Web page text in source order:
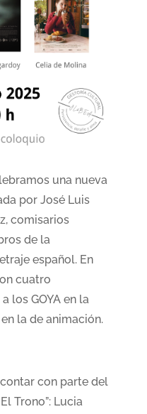
una nueva
por José Luis
comisarios
de la
español. En
cuatro
los GOYA en la
la de animación.
con parte del
Trono”: Lucia